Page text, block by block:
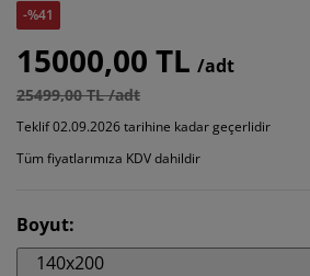
-%41
15000,00 TL /adt
25499,00 TL /adt
Teklif 02.09.2026 tarihine kadar geçerlidir
Tüm fiyatlarımıza KDV dahildir
Boyut:
140x200